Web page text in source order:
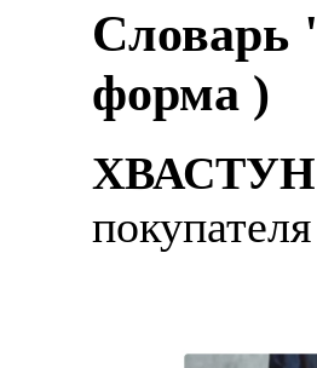
Словарь
форма )
ХВАСТУН